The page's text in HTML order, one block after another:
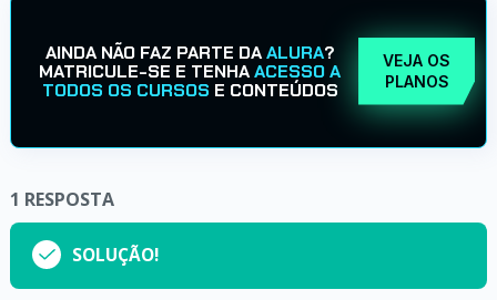
AINDA NÃO FAZ PARTE DAALURA?
MATRICULE-SE E TENHAACESSO A
TODOS OS CURSOS E CONTEÚDOS
VEJA OS
PLANOS
1 RESPOSTA
SOLUÇÃO!